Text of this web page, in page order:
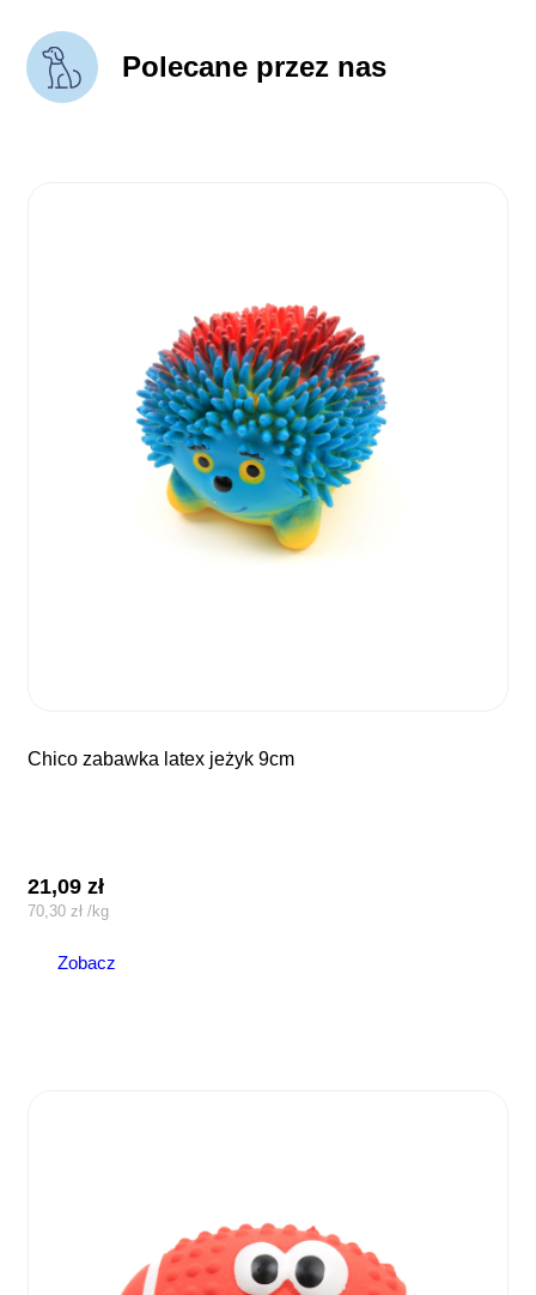
Polecane przez nas
chico zabawka latex jeżyk 9cm
21,09zł
70,30 zł /kg
Zobacz